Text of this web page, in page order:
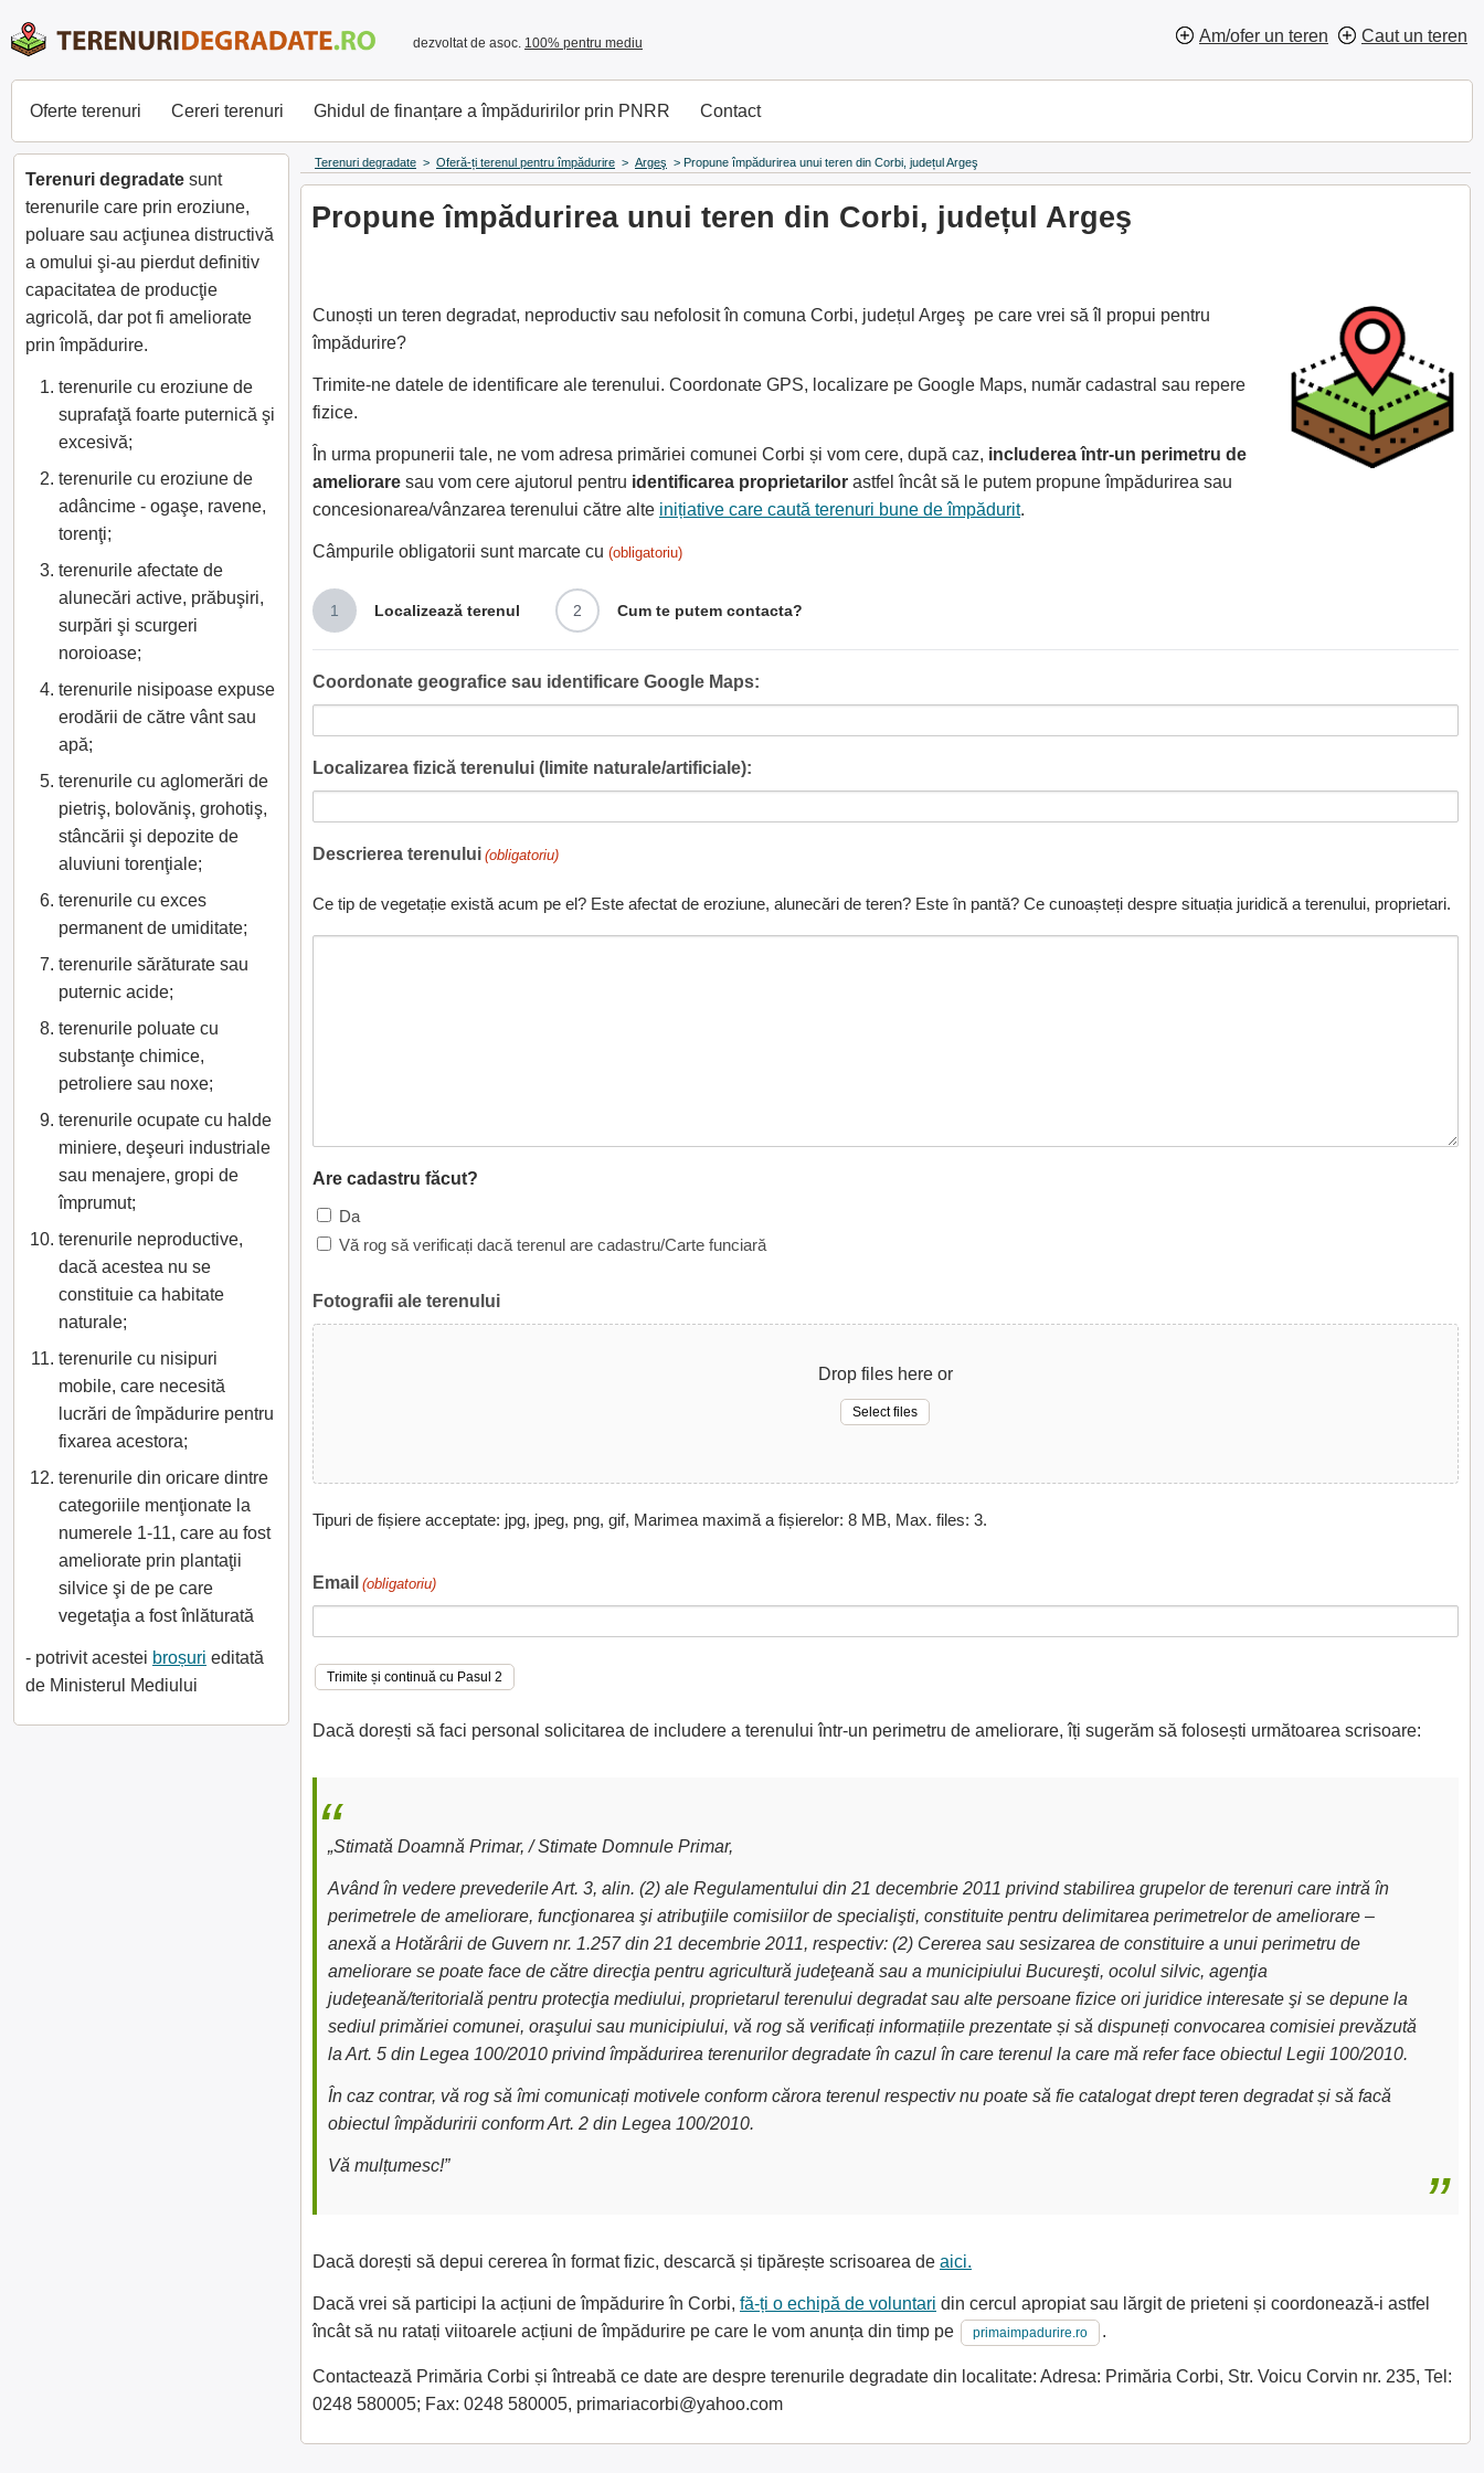
dezvoltat de asoc. 100% pentru mediu Am/ofer un teren Caut un teren
Oferte terenuri Cereri terenuri Ghidul de finanțare a împăduririlor prin PNRR Contact
Terenuri degradate > Oferă-ți terenul pentru împădurire > Argeş > Propune împădurirea unui teren din Corbi, județul Argeş
Propune împădurirea unui teren din Corbi, județul Argeş
Cunoști un teren degradat, neproductiv sau nefolosit în comuna Corbi, județul Argeş pe care vrei să îl propui pentru
împădurire?
Trimite-ne datele de identificare ale terenului. Coordonate GPS, localizare pe Google Maps, număr cadastral sau repere
fizice.
În urma propunerii tale, ne vom adresa primăriei comunei Corbi și vom cere, după caz, includerea într-un perimetru de
ameliorare sau vom cere ajutorul pentru identificarea proprietarilor astfel încât să le putem propune împădurirea sau
concesionarea/vânzarea terenului către alte inițiative care caută terenuri bune de împădurit.
Câmpurile obligatorii sunt marcate cu (obligatoriu)
1 Localizează terenul 2 Cum te putem contacta?
Coordonate geografice sau identificare Google Maps:
Localizarea fizică terenului (limite naturale/artificiale):
Descrierea terenului (obligatoriu)
Ce tip de vegetație există acum pe el? Este afectat de eroziune, alunecări de teren? Este în pantă? Ce cunoașteți despre situația juridică a terenului, proprietari.
Are cadastru făcut?
Da
Vă rog să verificați dacă terenul are cadastru/Carte funciară
Fotografii ale terenului
Drop files here or
Select files
Tipuri de fișiere acceptate: jpg, jpeg, png, gif, Marimea maximă a fișierelor: 8 MB, Max. files: 3.
Email (obligatoriu)
Dacă dorești să faci personal solicitarea de includere a terenului într-un perimetru de ameliorare, îți sugerăm să folosești următoarea scrisoare:
„Stimată Doamnă Primar, / Stimate Domnule Primar,
Având în vedere prevederile Art. 3, alin. (2) ale Regulamentului din 21 decembrie 2011 privind stabilirea grupelor de terenuri care intră în
perimetrele de ameliorare, funcţionarea şi atribuţiile comisiilor de specialişti, constituite pentru delimitarea perimetrelor de ameliorare –
anexă a Hotărârii de Guvern nr. 1.257 din 21 decembrie 2011, respectiv: (2) Cererea sau sesizarea de constituire a unui perimetru de
ameliorare se poate face de către direcţia pentru agricultură judeţeană sau a municipiului Bucureşti, ocolul silvic, agenţia
judeţeană/teritorială pentru protecţia mediului, proprietarul terenului degradat sau alte persoane fizice ori juridice interesate şi se depune la
sediul primăriei comunei, oraşului sau municipiului, vă rog să verificați informațiile prezentate și să dispuneți convocarea comisiei prevăzută
la Art. 5 din Legea 100/2010 privind împădurirea terenurilor degradate în cazul în care terenul la care mă refer face obiectul Legii 100/2010.
În caz contrar, vă rog să îmi comunicați motivele conform cărora terenul respectiv nu poate să fie catalogat drept teren degradat și să facă
obiectul împăduririi conform Art. 2 din Legea 100/2010.
Vă mulțumesc!”
Dacă dorești să depui cererea în format fizic, descarcă și tipărește scrisoarea de aici.
Dacă vrei să participi la acțiuni de împădurire în Corbi, fă-ți o echipă de voluntari din cercul apropiat sau lărgit de prieteni și coordonează-i astfel
încât să nu ratați viitoarele acțiuni de împădurire pe care le vom anunța din timp pe
primaimpadurire.ro .
Contactează Primăria Corbi și întreabă ce date are despre terenurile degradate din localitate: Adresa: Primăria Corbi, Str. Voicu Corvin nr. 235, Tel:
0248 580005; Fax: 0248 580005, primariacorbi@yahoo.com
Terenuri degradate sunt
terenurile care prin eroziune,
poluare sau acţiunea distructivă
a omului şi-au pierdut definitiv
capacitatea de producţie
agricolă, dar pot fi ameliorate
prin împădurire.
terenurile cu eroziune de
suprafaţă foarte puternică şi
excesivă;
terenurile cu eroziune de
adâncime - ogaşe, ravene,
torenţi;
terenurile afectate de
alunecări active, prăbuşiri,
surpări şi scurgeri
noroioase;
terenurile nisipoase expuse
erodării de către vânt sau
apă;
terenurile cu aglomerări de
pietriş, bolovăniş, grohotiş,
stâncării şi depozite de
aluviuni torenţiale;
terenurile cu exces
permanent de umiditate;
terenurile sărăturate sau
puternic acide;
terenurile poluate cu
substanţe chimice,
petroliere sau noxe;
terenurile ocupate cu halde
miniere, deşeuri industriale
sau menajere, gropi de
împrumut;
terenurile neproductive,
dacă acestea nu se
constituie ca habitate
naturale;
terenurile cu nisipuri
mobile, care necesită
lucrări de împădurire pentru
fixarea acestora;
terenurile din oricare dintre
categoriile menţionate la
numerele 1-11, care au fost
ameliorate prin plantaţii
silvice şi de pe care
vegetaţia a fost înlăturată
- potrivit acestei broșuri editată
de Ministerul Mediului